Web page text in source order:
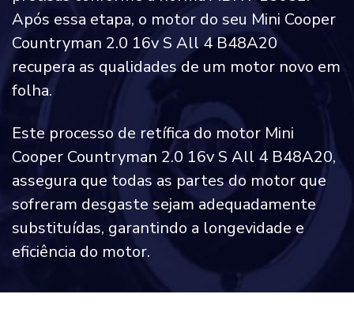
Após essa etapa, o motor do seu Mini Cooper
Countryman 2.0 16v S All 4 B48A20
recupera as qualidades de um motor novo em
folha.
Este processo de retífica do motor Mini
Cooper Countryman 2.0 16v S All 4 B48A20,
assegura que todas as partes do motor que
sofreram desgaste sejam adequadamente
substituídas, garantindo a longevidade e
eficiência do motor.